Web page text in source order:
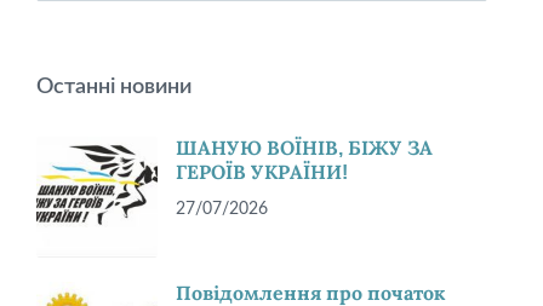
Останні новини
ШАНУЮ ВОЇНІВ, БІЖУ ЗА
ГЕРОЇВ УКРАЇНИ!
27/07/2026
Повідомлення про початок